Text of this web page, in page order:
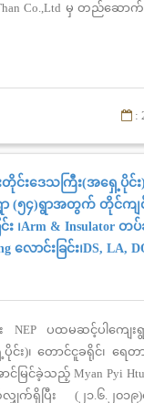
Co.,Ltd မှ တည်ဆောက်
:
တိုင်းဒေသကြီး(အရှေ့ပိုင်း
(၅၄)ရွာအတွက် တိုင်ကျင်း
၊Arm & Insulator တပ်
ာင်းခြင်း၊DS, LA,
NEP ပထမဆင့်ပါကျေးရွ
ပိုင်း)၊ တောင်ငူခရိုင်၊ ရေ
ြင်ခဲ့သည့် Myan Pyi
ျှက်ရှိပြီး (၂၁.၆.၂၀၁